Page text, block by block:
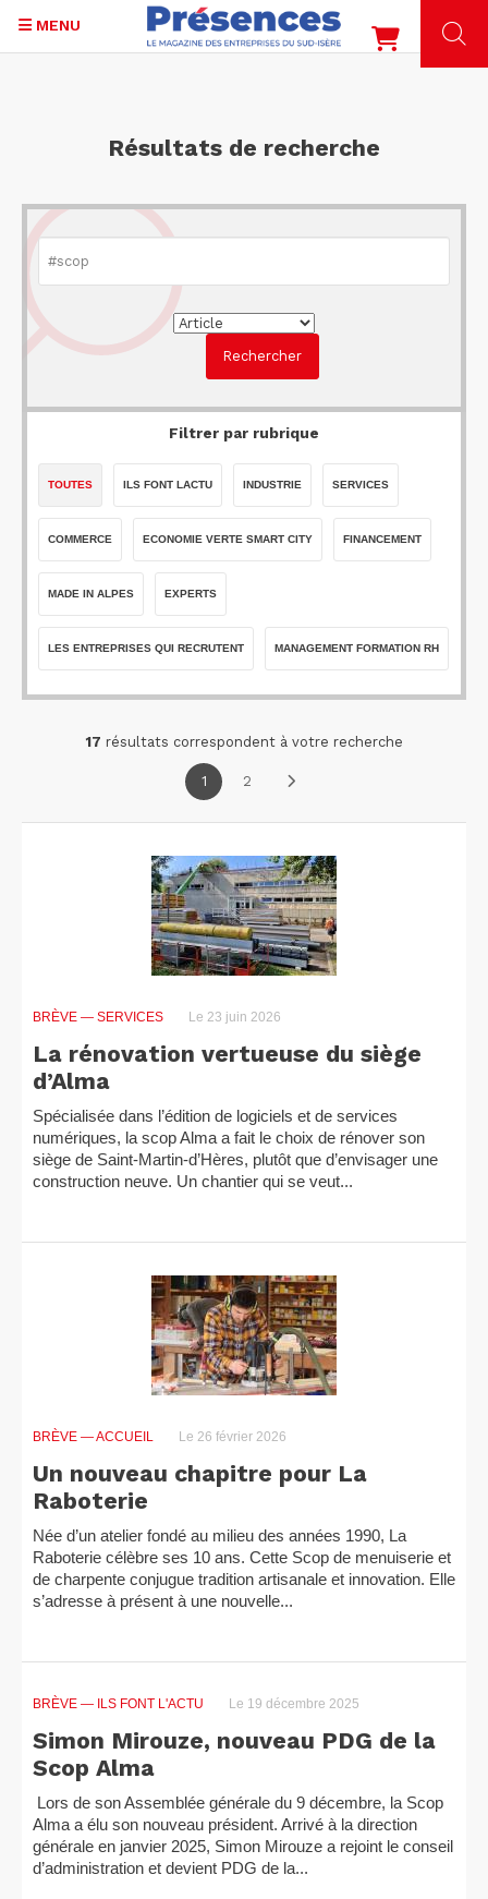
MENU
Résultats de recherche
Filtrer par rubrique
TOUTES ILS FONT LACTU INDUSTRIE SERVICES
COMMERCE ECONOMIE VERTE SMART CITY FINANCEMENT
MADE IN ALPES EXPERTS
LES ENTREPRISES QUI RECRUTENT MANAGEMENT FORMATION RH
17 résultats correspondent à votre recherche
1 2
BRÈVE — SERVICES Le 23 juin 2026
La rénovation vertueuse du siège
d’Alma
Spécialisée dans l’édition de logiciels et de services
numériques, la scop Alma a fait le choix de rénover son
siège de Saint-Martin-d’Hères, plutôt que d’envisager une
construction neuve. Un chantier qui se veut...
BRÈVE — ACCUEIL Le 26 février 2026
Un nouveau chapitre pour La
Raboterie
Née d’un atelier fondé au milieu des années 1990, La
Raboterie célèbre ses 10 ans. Cette Scop de menuiserie et
de charpente conjugue tradition artisanale et innovation. Elle
s’adresse à présent à une nouvelle...
BRÈVE — ILS FONT L'ACTU Le 19 décembre 2025
Simon Mirouze, nouveau PDG de la
Scop Alma
Lors de son Assemblée générale du 9 décembre, la Scop
Alma a élu son nouveau président. Arrivé à la direction
générale en janvier 2025, Simon Mirouze a rejoint le conseil
d’administration et devient PDG de la...